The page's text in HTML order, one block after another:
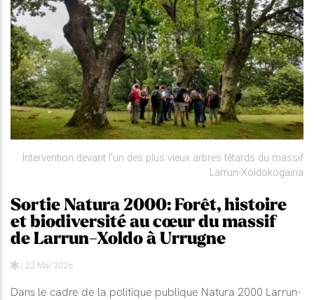
Intervention devant l'un des plus vieux arbres têtards du massif
Larrun-Xoldokogaina
Sortie Natura 2000: Forêt, histoire
et biodiversité au cœur du massif
de Larrun-Xoldo à Urrugne
| 22 Mai 2026
Dans le cadre de la politique publique Natura 2000 Larrun-